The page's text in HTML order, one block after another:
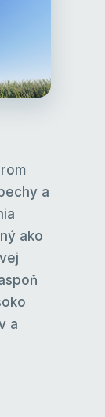
a
ako
a